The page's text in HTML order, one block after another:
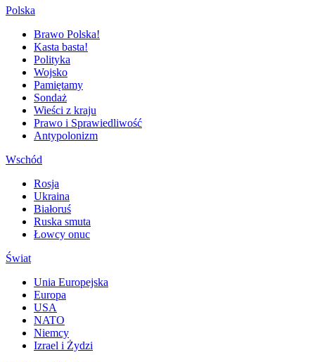
Polska
Brawo Polska!
Kasta basta!
Polityka
Wojsko
Pamiętamy
Sondaż
Wieści z kraju
Prawo i Sprawiedliwość
Antypolonizm
Wschód
Rosja
Ukraina
Białoruś
Ruska smuta
Łowcy onuc
Świat
Unia Europejska
Europa
USA
NATO
Niemcy
Izrael i Żydzi